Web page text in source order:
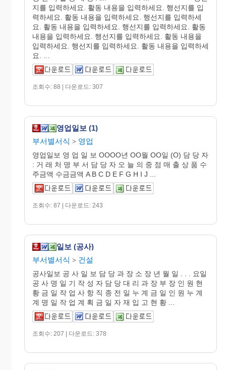
지를 입력하세요. 활동 내용을 입력하세요. 행선지를 입
력하세요. 활동 내용을 입력하세요. 행선지를 입력하세
요. 활동 내용을 입력하세요. 행선지를 입력하세요. 활동
내용을 입력하세요. 행선지를 입력하세요. 활동 내용을
입력하세요. 행선지를 입력하세요. 활동 내용을 입력하세
요. ...
조회수: 88 | 다운로드: 307
영업일보 (1)
부서별서식 > 영업
영업일보 영 업 일 보 OOOO년 OO월 OO일 (O) 담 당 자
: 거 래 처 명 부 서 담 당 자 오 늘 의 중 점 매 출 상 품 수
주금액 수금금액 A B C D E F G H I J ...
조회수: 87 | 다운로드: 243
일보 (공사)
부서별서식 > 건설
공사일보 공 사 일 보 담 당 과 장 소 장 년 월 일 . . . 요일
공 사 명 일 기 작 성 자 담 당 대 리 과 장 부 장 인 원 현
황 금 일 작 업 사 항 직 종 전 일 누 계 금 일 인 원 누 계
계 명 일 작 업 계 획 금 일 자 재 입 고 현 황 ...
조회수: 207 | 다운로드: 378